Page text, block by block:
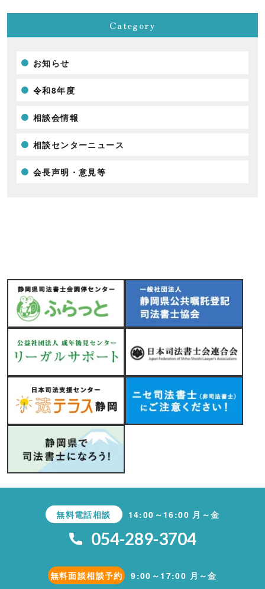
Category
お知らせ
令和8年度
相談会情報
相談センターニュース
会長声明・意見等
無料電話相談 14:00～16:00 月～金
054-289-3704
無料面談相談予約 9:00～17:00 月～金